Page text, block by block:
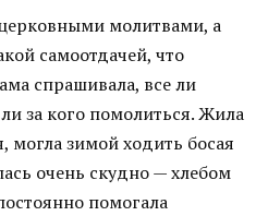
молитвами, а
самоотдачей, что
спрашивала, все ли
за кого помолиться. Жила
могла зимой ходить босая
очень скудно — хлебом
помогала